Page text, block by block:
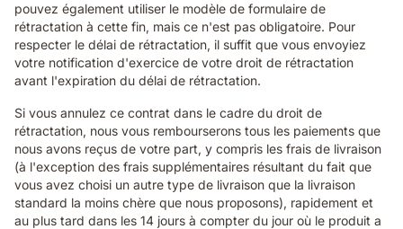
pouvez également utiliser le modèle de formulaire de
rétractation à cette fin, mais ce n'est pas obligatoire. Pour
respecter le délai de rétractation, il suffit que vous envoyiez
votre notification d'exercice de votre droit de rétractation
avant l'expiration du délai de rétractation.
Si vous annulez ce contrat dans le cadre du droit de
rétractation, nous vous rembourserons tous les paiements que
nous avons reçus de votre part, y compris les frais de livraison
(à l'exception des frais supplémentaires résultant du fait que
vous avez choisi un autre type de livraison que la livraison
standard la moins chère que nous proposons), rapidement et
au plus tard dans les 14 jours à compter du jour où le produit a